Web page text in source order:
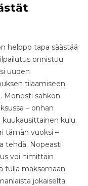
helppo tapa säästää
onnistuu
uuden
tilaamiseen
Monesti sähkön
– onhan
kulu.
tämän vuoksi –
tehdä. Nopeasti
voi nimittäin
tulla maksamaan
jokaiselta